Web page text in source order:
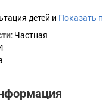
детей и Показать
: Частная